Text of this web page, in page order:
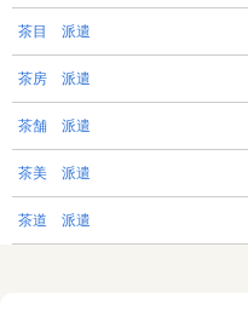
茶目 派遣
茶房 派遣
茶舗 派遣
茶美 派遣
茶道 派遣